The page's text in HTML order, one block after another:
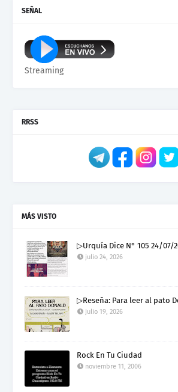
SEÑAL
Streaming
RRSS
MÁS VISTO
▷Urquía Dice N° 105 24/07/
julio 24, 2026
▷Reseña: Para leer al pato
julio 19, 2026
Rock En Tu Ciudad
noviembre 11, 2006